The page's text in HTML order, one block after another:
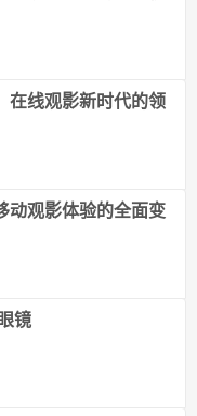
在线观影新时代的领
动观影体验的全面变
镜